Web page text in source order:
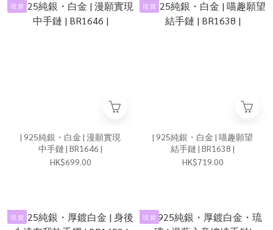
現 貨
| 925純銀・白金 | 漫願實現
中手鏈 | BR1646 |
HK$699.00
現 貨
| 925純銀・白金 | 喵趣願望
結手鏈 | BR1638 |
HK$719.00
現 貨 現 貨